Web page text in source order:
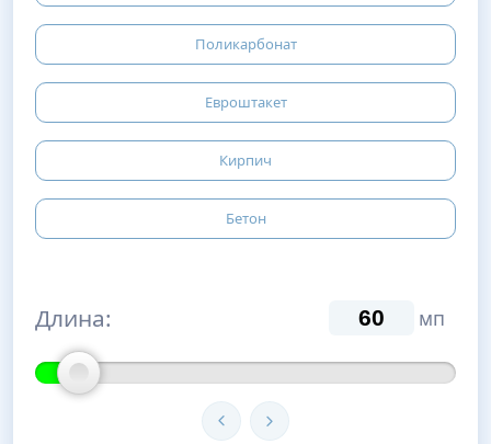
Поликарбонат
Евроштакет
Кирпич
Бетон
Длина: мп